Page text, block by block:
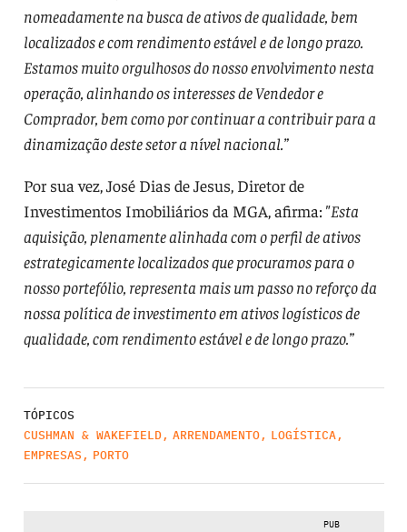
nomeadamente na busca de ativos de qualidade, bem
localizados e com rendimento estável e de longo prazo.
Estamos muito orgulhosos do nosso envolvimento nesta
operação, alinhando os interesses de Vendedor e
Comprador, bem como por continuar a contribuir para a
dinamização deste setor a nível nacional.”
Por sua vez, José Dias de Jesus, Diretor de
Investimentos Imobiliários da MGA, afirma: "Esta
aquisição, plenamente alinhada com o perfil de ativos
estrategicamente localizados que procuramos para o
nosso portefólio, representa mais um passo no reforço da
nossa política de investimento em ativos logísticos de
qualidade, com rendimento estável e de longo prazo.”
TÓPICOS
CUSHMAN & WAKEFIELD, ARRENDAMENTO, LOGÍSTICA,
EMPRESAS , PORTO
PUB